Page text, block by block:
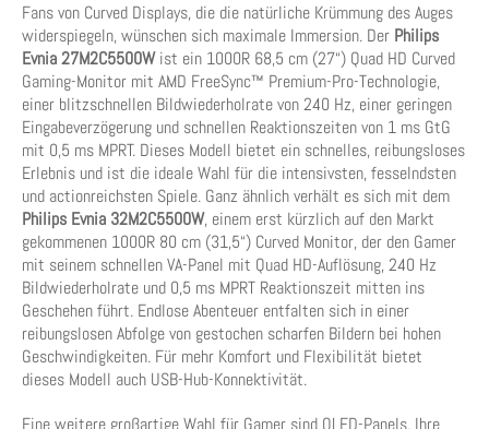
Fans von Curved Displays, die die natürliche Krümmung des Auges
widerspiegeln, wünschen sich maximale Immersion. Der Philips
Evnia 27M2C5500Wist ein 1000R 68,5 cm (27“) Quad HD Curved
Gaming-Monitor mit AMD FreeSync™ Premium-Pro-Technologie,
einer blitzschnellen Bildwiederholrate von 240 Hz, einer geringen
Eingabeverzögerung und schnellen Reaktionszeiten von 1 ms GtG
mit 0,5 ms MPRT. Dieses Modell bietet ein schnelles, reibungsloses
Erlebnis und ist die ideale Wahl für die intensivsten, fesselndsten
und actionreichsten Spiele. Ganz ähnlich verhält es sich mit dem
Philips Evnia 32M2C5500W, einem erst kürzlich auf den Markt
gekommenen 1000R 80 cm (31,5“) Curved Monitor, der den Gamer
mit seinem schnellen VA-Panel mit Quad HD-Auflösung, 240 Hz
Bildwiederholrate und 0,5 ms MPRT Reaktionszeit mitten ins
Geschehen führt. Endlose Abenteuer entfalten sich in einer
reibungslosen Abfolge von gestochen scharfen Bildern bei hohen
Geschwindigkeiten. Für mehr Komfort und Flexibilität bietet
dieses Modell auch USB-Hub-Konnektivität.
Eine weitere großartige Wahl für Gamer sind OLED-Panels. Ihre